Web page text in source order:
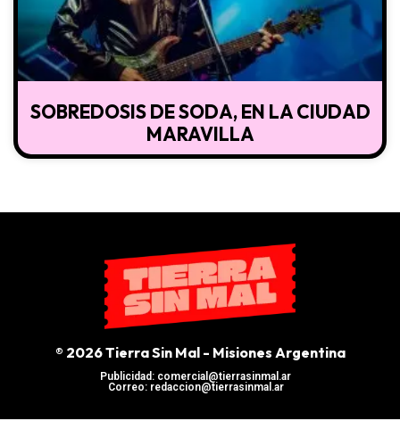
SOBREDOSIS DE SODA, EN LA CIUDAD
MARAVILLA
® 2026 Tierra Sin Mal - Misiones Argentina
Publicidad: comercial@tierrasinmal.ar
Correo: redaccion@tierrasinmal.ar